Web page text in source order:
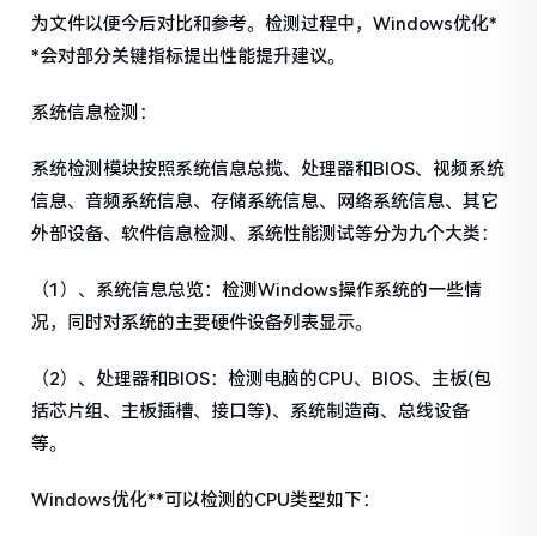
为文件以便今后对比和参考。检测过程中，Windows优化*
*会对部分关键指标提出性能提升建议。
系统信息检测：
系统检测模块按照系统信息总揽、处理器和BIOS、视频系统
信息、音频系统信息、存储系统信息、网络系统信息、其它
外部设备、软件信息检测、系统性能测试等分为九个大类：
（1）、系统信息总览：检测Windows操作系统的一些情
况，同时对系统的主要硬件设备列表显示。
（2）、处理器和BIOS：检测电脑的CPU、BIOS、主板(包
括芯片组、主板插槽、接口等)、系统制造商、总线设备
等。
Windows优化**可以检测的CPU类型如下：